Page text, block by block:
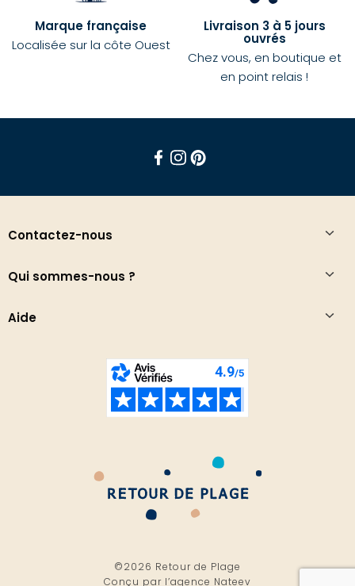
Marque française
Localisée sur la côte Ouest
Livraison 3 à 5 jours
ouvrés
Chez vous, en boutique et
en point relais !
Contactez-nous
Qui sommes-nous ?
Aide
©2026 Retour de Plage
Conçu par l’agence Nateev